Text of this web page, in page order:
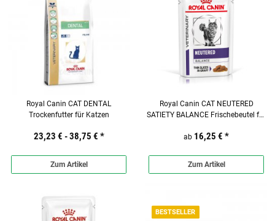
Royal Canin CAT DENTAL
Trockenfutter für Katzen
23,23 € -38,75 € *
Zum Artikel
Royal Canin CAT NEUTERED
SATIETY BALANCE Frischebeutel für
ab 16,25 € *
Zum Artikel
BESTSELLER